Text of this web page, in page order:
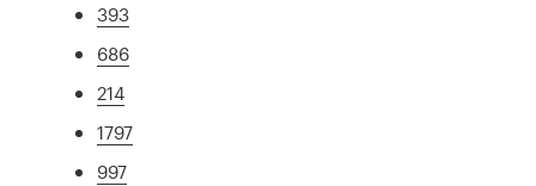
393
686
214
1797
997